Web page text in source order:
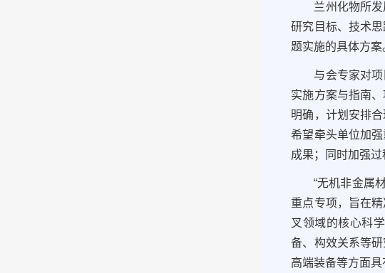
兰州化物所
研究目标、技术
题实施的具体方案
与会专家对
实施方案与指南
明确，计划安排
希望牵头单位加
成果；同时加强
“无机非金属
重点专项，旨在
叉领域的核心科
备、构效关系等
高端装备等方面具